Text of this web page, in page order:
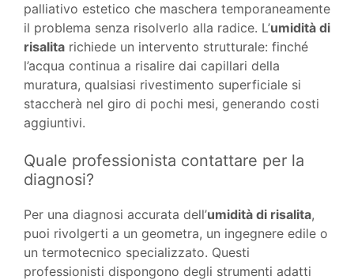
palliativo estetico che maschera temporaneamente
il problema senza risolverlo alla radice. L’umidità di
risalita richiede un intervento strutturale: finché
l’acqua continua a risalire dai capillari della
muratura, qualsiasi rivestimento superficiale si
staccherà nel giro di pochi mesi, generando costi
aggiuntivi.
Quale professionista contattare per la
diagnosi?
Per una diagnosi accurata dell’umidità di risalita,
puoi rivolgerti a un geometra, un ingegnere edile o
un termotecnico specializzato. Questi
professionisti dispongono degli strumenti adatti